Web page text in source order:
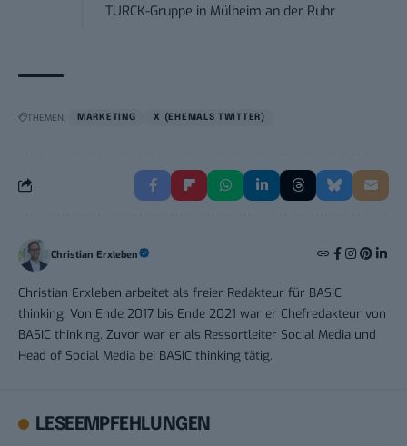
TURCK-Gruppe in Mülheim an der Ruhr
THEMEN: MARKETING X (EHEMALS TWITTER)
Christian Erxleben
Christian Erxleben arbeitet als freier Redakteur für BASIC
thinking. Von Ende 2017 bis Ende 2021 war er Chefredakteur von
BASIC thinking. Zuvor war er als Ressortleiter Social Media und
Head of Social Media bei BASIC thinking tätig.
LESEEMPFEHLUNGEN